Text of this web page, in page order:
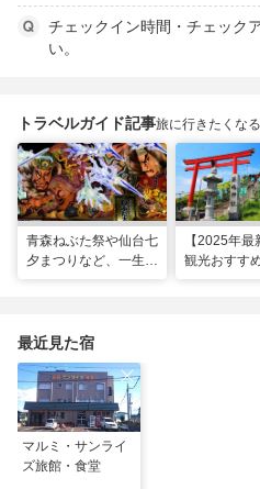
チェックイン時間・チェック
い。
トラベルガイド記事旅に行きたくな
青森ねぶた祭や仙台七
夕まつりなど、一生に
【2025年最
観光おすす
最近見た宿
マルミ・サンライ
ズ旅館・食堂